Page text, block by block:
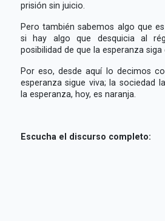
prisión sin juicio.
Pero también sabemos algo que
si hay algo que desquicia al
posibilidad de que la esperanza siga
Por eso, desde aquí lo decimos
esperanza sigue viva; la sociedad
la esperanza, hoy, es naranja.
Escucha el discurso completo: